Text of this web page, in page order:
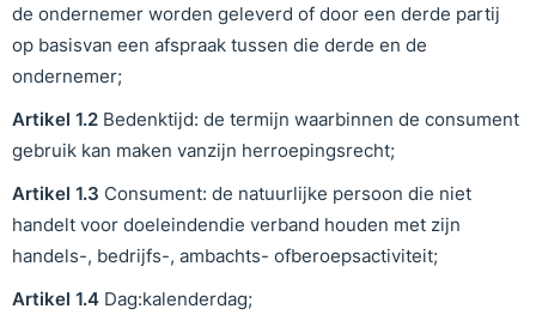
de ondernemer worden geleverd of door een derde partij
op basisvan een afspraak tussen die derde en de
ondernemer;
Artikel 1.2 Bedenktijd: de termijn waarbinnen de consument
gebruik kan maken vanzijn herroepingsrecht;
Artikel 1.3 Consument: de natuurlijke persoon die niet
handelt voor doeleindendie verband houden met zijn
handels-, bedrijfs-, ambachts- ofberoepsactiviteit;
Artikel 1.4 Dag:kalenderdag;